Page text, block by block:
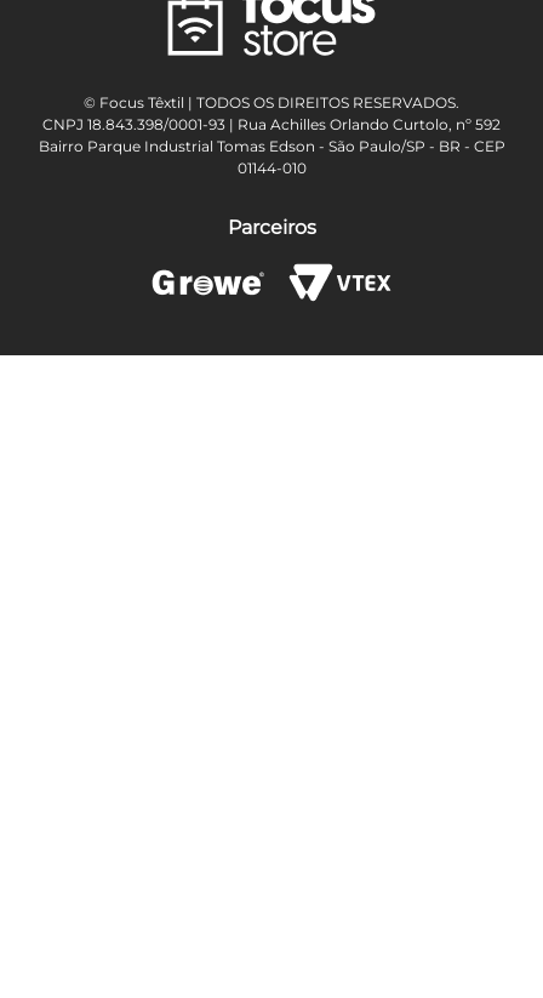
© Focus Têxtil | TODOS OS DIREITOS RESERVADOS.
CNPJ 18.843.398/0001-93 | Rua Achilles Orlando Curtolo, nº 592
Bairro Parque Industrial Tomas Edson - São Paulo/SP - BR - CEP
01144-010
Parceiros